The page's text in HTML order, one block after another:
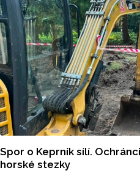
upozorňuje na nevyhovujcí
u oblíbeného olomouckého
zastupitel města Olomouce,
uvádět jeho identitu.
Spor o Keprník sílí.
horské stezky